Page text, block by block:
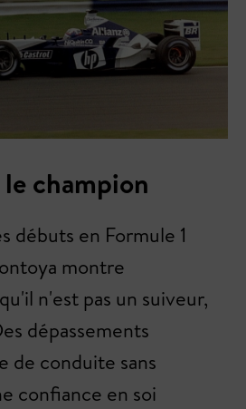
champion
débuts en Formule 1
montre
n'est pas un suiveur,
dépassements
de conduite sans
confiance en soi